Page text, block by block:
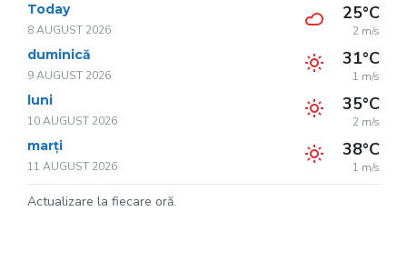
Today
8 AUGUST 2026
25°C
2 m/s
duminică
9 AUGUST 2026
31°C
1 m/s
luni
10 AUGUST 2026
35°C
2 m/s
marți
11 AUGUST 2026
38°C
1 m/s
Actualizare la fiecare oră.